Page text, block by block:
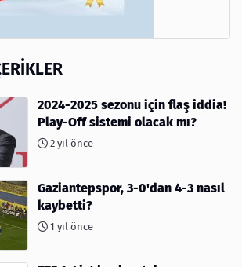
2024-2025 sezonu için flaş iddia!
Play-Off sistemi olacak mı?
2 yıl önce
Gaziantepspor, 3-0'dan 4-3 nasıl
kaybetti?
1 yıl önce